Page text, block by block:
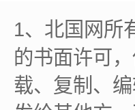
1、北国网所
的书面许可
载、复制、